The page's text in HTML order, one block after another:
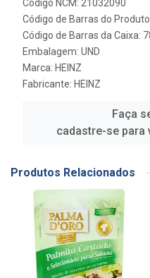
Código NCM: 21032090
Código de Barras do
Código de Barras da Caixa:
Embalagem: UND
Marca: HEINZ
Fabricante: HEINZ
Faça
cadastre-se para
Produtos Relacionados